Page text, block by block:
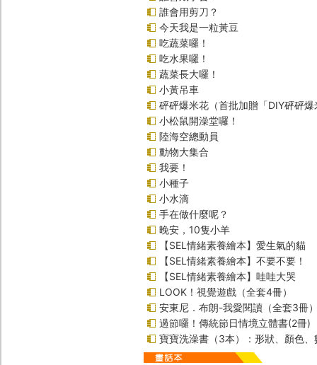
誰會用剪刀？
今天我是一粒黃豆
吃蔬菜囉！
吃水果囉！
蔬菜長大囉！
小黃吊車
砰砰爆米花（首批加贈「DIY砰砰
小松鼠開澡堂囉！
陸海空總動員
動物大集合
我要！
小種子
小水滴
手在做什麼呢？
晚安，10隻小羊
【SEL情緒素養繪本】愛生氣的貓
【SEL情緒素養繪本】不要不要！
【SEL情緒素養繪本】哇哇大哭
LOOK！視覺遊戲（全套4冊）
安東尼．布朗-我愛閱讀（全套3冊
過節囉！傳統節日情境立體書(2冊)
寶寶洗澡書（3本）：形狀、顏色、